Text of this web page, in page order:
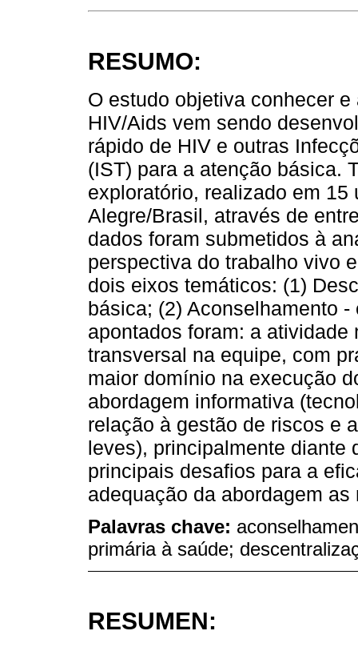
RESUMO:
O estudo objetiva conhecer
HIV/Aids vem sendo
rápido de HIV e outras
(IST) para a atenção básica.
exploratório, realizado em
Alegre/Brasil, através de
dados foram submetidos à
perspectiva do trabalho vivo
dois eixos temáticos: (1)
básica; (2) Aconselhamento
apontados foram: a
transversal na equipe, com
maior domínio na execução
abordagem informativa
relação à gestão de riscos e
leves), principalmente diante
principais desafios para a
adequação da abordagem
Palavras chave:
primária à saúde;
RESUMEN: